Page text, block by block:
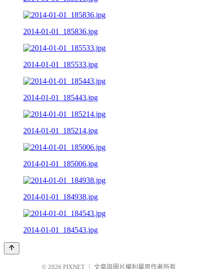
2014-01-01_185836.jpg
2014-01-01_185533.jpg
2014-01-01_185443.jpg
2014-01-01_185214.jpg
2014-01-01_185006.jpg
2014-01-01_184938.jpg
2014-01-01_184543.jpg
© 2026 PIXNET 文章與圖片權利屬原作者所有